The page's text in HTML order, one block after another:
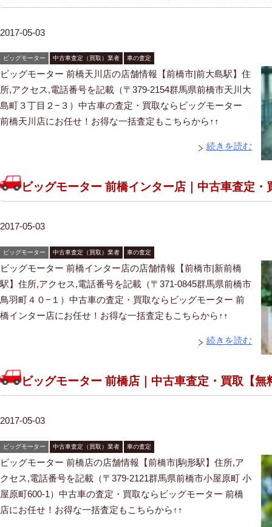
2017-05-03
ビッグモーター 中古車査定（買取）業者 車の査定
ビッグモーター 前橋天川店の店舗情報【前橋市|前大島駅】住
所,アクセス,電話番号を記載（〒379-2154群馬県前橋市天川大
島町３丁目２−３）中古車の査定・買取ならビッグモーター
前橋天川店にお任せ！お得な一括査定もこちらから↑↑
続きを読む
ビッグモーター 前橋インター店｜中古車査定・
2017-05-03
ビッグモーター 中古車査定（買取）業者 車の査定
ビッグモーター 前橋インター店の店舗情報【前橋市|新前橋
駅】住所,アクセス,電話番号を記載（〒371-0845群馬県前橋市
鳥羽町４０−１）中古車の査定・買取ならビッグモーター 前
橋インター店にお任せ！お得な一括査定もこちらから↑↑
続きを読む
ビッグモーター 前橋店｜中古車査定・買取【無
2017-05-03
ビッグモーター 中古車査定（買取）業者 車の査定
ビッグモーター 前橋店の店舗情報【前橋市|駒形駅】住所,ア
クセス,電話番号を記載（〒379-2121群馬県前橋市小屋原町 小
屋原町600-1）中古車の査定・買取ならビッグモーター 前橋
店にお任せ！お得な一括査定もこちらから↑↑